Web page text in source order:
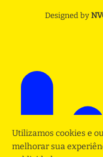
Designed by
Utilizamos cookies e
melhorar sua